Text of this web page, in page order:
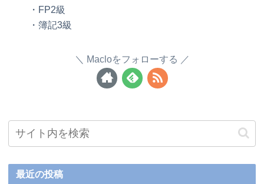
・FP2級
・簿記3級
Macloをフォローする
最近の投稿